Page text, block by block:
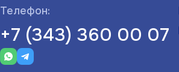
Телефон:
+7 (343) 360 00 07